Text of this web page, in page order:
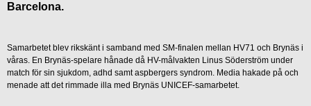
Barcelona.
Samarbetet blev rikskänt i samband med SM-finalen mellan HV71 och Brynäs i
våras. En Brynäs-spelare hånade då HV-målvakten Linus Söderström under
match för sin sjukdom, adhd samt aspbergers syndrom. Media hakade på och
menade att det rimmade illa med Brynäs UNICEF-samarbetet.